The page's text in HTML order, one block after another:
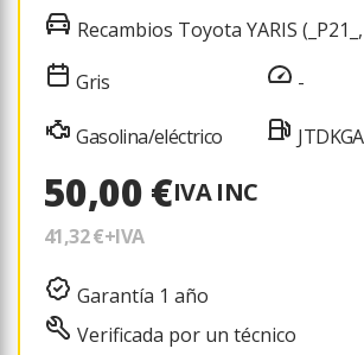
Recambios Toyota YARIS (_P21_,
Gris
Gasolina/eléctrico
-
50,00 €IVA INC
41,32 €+IVA
Garantía 1 año
Verificada por un técnico